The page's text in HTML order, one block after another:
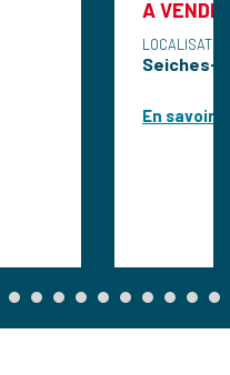
A VENDRE FDC de
Seiches-Sur-Le-Loir